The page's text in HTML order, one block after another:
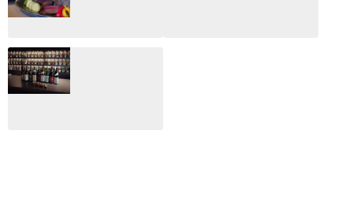
総監
2026.02.27
月のホテル☆4日
間限定！クリスマ
スディナーブッフ
ェ開催☆